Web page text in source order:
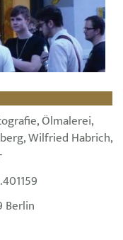
Ölmalerei,
Wilfried Habrich,
Berlin